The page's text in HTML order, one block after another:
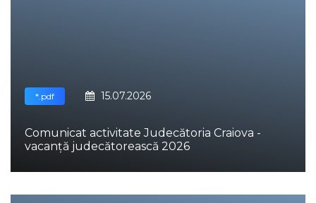
*.pdf 15.07.2026
Comunicat activitate Judecătoria Craiova -
vacanță judecătorească 2026